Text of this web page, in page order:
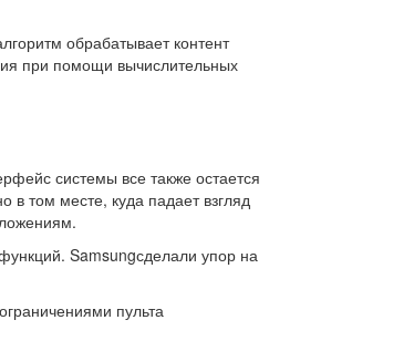
обрабатывает контент
при помощи вычислительных
системы все также остается
том месте, куда падает взгляд
Samsungсделали упор на
пульта